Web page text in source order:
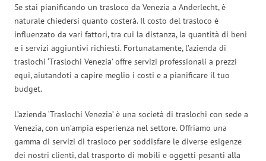
Se stai pianificando un trasloco da Venezia a Anderlecht, è
naturale chiedersi quanto costerà. Il costo del trasloco è
influenzato da vari fattori, tra cui la distanza, la quantità di beni
e i servizi aggiuntivi richiesti. Fortunatamente, l’azienda di
traslochi ‘Traslochi Venezia’ offre servizi professionali a prezzi
equi, aiutandoti a capire meglio i costi e a pianificare il tuo
budget.
L’azienda ‘Traslochi Venezia’ è una società di traslochi con sede a
Venezia, con un’ampia esperienza nel settore. Offriamo una
gamma di servizi di trasloco per soddisfare le diverse esigenze
dei nostri clienti, dal trasporto di mobili e oggetti pesanti alla